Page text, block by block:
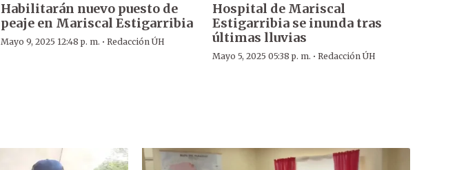
Habilitarán nuevo puesto de
peaje en Mariscal Estigarribia
Mayo 9, 2025 12:48 p. m. · Redacción ÚH
Hospital de Mariscal
Estigarribia se inunda tras
últimas lluvias
Mayo 5, 2025 05:38 p. m. · Redacción ÚH